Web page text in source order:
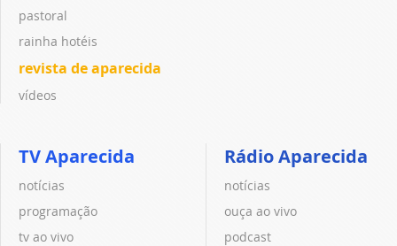
pastoral
rainha hotéis
revista de aparecida
vídeos
TV Aparecida
notícias
programação
tv ao vivo
Rádio Aparecida
notícias
ouça ao vivo
podcast